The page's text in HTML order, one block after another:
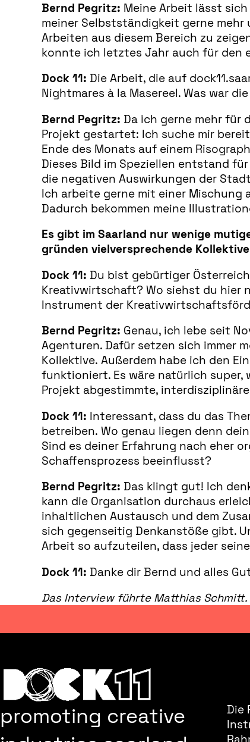
Bernd Pegritz: Meine Arbeit lässt
meiner Selbstständigkeit gerne
Arbeiten aus diesem Bereich zu
konnte ich letztes Jahr auch für den
Dock 11: Die Arbeit, die auf
Nightmares à la Masereel. Was war
Bernd Pegritz: Da ich gerne mehr für
Projekt gestartet: Ich suche mir
Ende des Monats auf einem
Dieses Bild im Speziellen entstand
die negativen Auswirkungen der
Ich arbeite gerne mit einer Mischung
Dadurch bekommen meine
Es gibt im Saarland nur wenige
gründen vielversprechende
Dock 11: Du bist gebürtiger
Kreativwirtschaft? Wo siehst du hier
Instrument der
Bernd Pegritz: Genau, ich lebe seit
Agenturen. Dafür setzen sich immer
Kollektive. Außerdem habe ich den
funktioniert. Es wäre natürlich super,
Projekt abgestimmte,
Dock 11: Interessant, dass du das
betreiben. Wo genau liegen denn
Sind es deiner Erfahrung nach eher
Schaffensprozess beeinflusst?
Bernd Pegritz: Das klingt gut! Ich
kann die Organisation durchaus
inhaltlichen Austausch und dem
sich gegenseitig Denkanstöße gibt.
Arbeit so aufzuteilen, dass jeder
Dock 11: Danke dir Bernd und alles
Das Interview führte Matthias Schmitt.
promoting creative
Die